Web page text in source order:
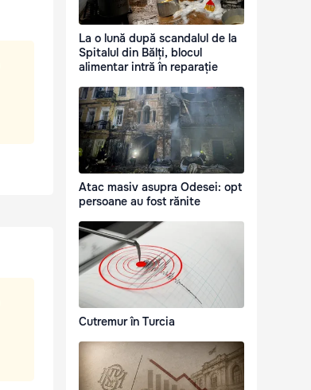
La o lună după scandalul de la
Spitalul din Bălți, blocul
alimentar intră în reparație
Atac masiv asupra Odesei: opt
persoane au fost rănite
Cutremur în Turcia